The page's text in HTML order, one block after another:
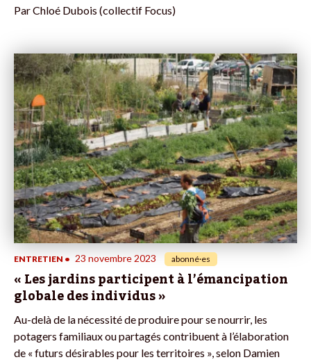
ParChloé Dubois (collectif Focus)
ENTRETIEN • 23 novembre 2023 abonné·es
« Les jardins participent à l’émancipation
globale des individus »
Au-delà de la nécessité de produire pour se nourrir, les
potagers familiaux ou partagés contribuent à l’élaboration
de « futurs désirables pour les territoires », selon Damien